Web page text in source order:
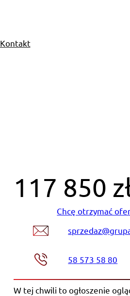
Kontakt
117 850
Chcę otrzymać
58 573 58 80
W tej chwili to ogłoszenie